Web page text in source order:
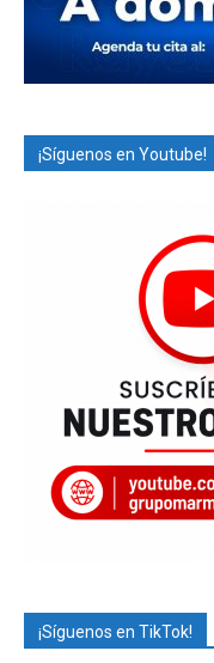
¡Síguenos en Youtube!
¡Síguenos en TikTok!